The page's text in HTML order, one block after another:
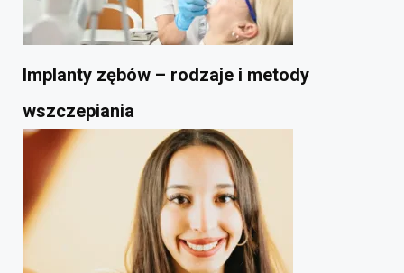
Implanty zębów – rodzaje i metody
wszczepiania